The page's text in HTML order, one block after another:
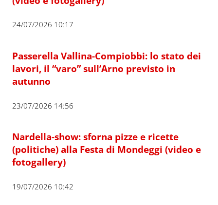
24/07/2026 10:17
Passerella Vallina-Compiobbi: lo stato dei
lavori, il “varo” sull’Arno previsto in
autunno
23/07/2026 14:56
Nardella-show: sforna pizze e ricette
(politiche) alla Festa di Mondeggi (video e
fotogallery)
19/07/2026 10:42